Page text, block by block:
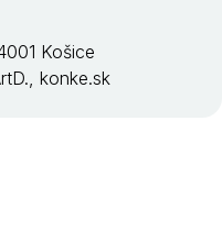
Košice
konke.sk